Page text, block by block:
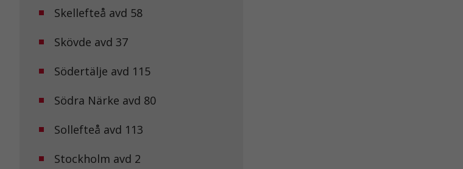
Skellefteå avd 58
Skövde avd 37
Södertälje avd 115
Södra Närke avd 80
Sollefteå avd 113
Stockholm avd 2